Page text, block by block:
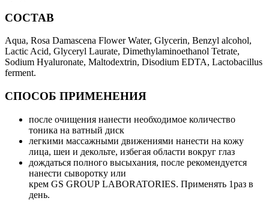
СОСТАВ
Aqua, Rosa Damascena Flower Water, Glycerin, Benzyl alcohol,
Lactic Acid, Glyceryl Laurate, Dimethylaminoethanol Tetrate,
Sodium Hyaluronate, Maltodextrin, Disodium EDTA, Lactobacillus
ferment.
СПОСОБ ПРИМЕНЕНИЯ
после очищения нанести необходимое количество
тоника на ватный диск
легкими массажными движениями нанести на кожу
лица, шеи и декольте, избегая области вокруг глаз
дождаться полного высыхания, после рекомендуется
нанести сыворотку или
крем GS GROUP LABORATORIES. Применять 1раз в
день.